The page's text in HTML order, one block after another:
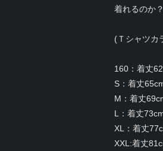
着れるのか
(Ｔシャツカ
160：着丈
S：着丈
M：着丈
L：着丈
XL：着丈
XXL:着丈